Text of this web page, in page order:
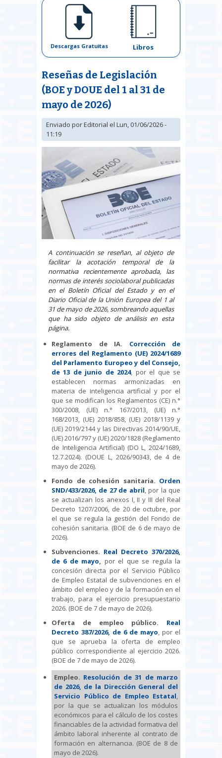
Descargas Gratuitas Libros
Reseñas de Legislación
(BOE y DOUE del 1 al 31 de
mayo de 2026)
Enviado porEditorial el Lun, 01/06/2026 -
11:19
A continuación se reseñan, al objeto de
facilitar la acotación temporal de la
normativa recientemente aprobada, las
normas de interés sociolaboral publicadas
en el Boletín Oficial del Estado y en el
Diario Oficial de la Unión Europea del 1 al
31 de mayo de 2026, sombreando aquellas
que ha sido objeto de análisis en esta
página.
Reglamento de IA. Corrección de
errores del Reglamento (UE) 2024/1689
del Parlamento Europeo y del Consejo,
de 13 de junio de 2024, por el que se
establecen normas armonizadas en
materia de inteligencia artificial y por el
que se modifican los Reglamentos (CE) n.°
300/2008, (UE) n.° 167/2013, (UE) n.°
168/2013, (UE) 2018/858, (UE) 2018/1139 y
(UE) 2019/2144 y las Directivas 2014/90/UE,
(UE) 2016/797 y (UE) 2020/1828 (Reglamento
de Inteligencia Artificial) (DO L, 2024/1689,
12.7.2024). (DOUE L, 2026/90343, de 4 de
mayo de 2026).
Fondo de cohesión sanitaria. Orden
SND/433/2026, de 27 de abril, por la que
se actualizan los anexos I, II y III del Real
Decreto 1207/2006, de 20 de octubre, por
el que se regula la gestión del Fondo de
cohesión sanitaria. (BOE de 6 de mayo de
2026).
Subvenciones. Real Decreto 370/2026,
de 6 de mayo, por el que se regula la
concesión directa por el Servicio Público
de Empleo Estatal de subvenciones en el
ámbito del empleo y de la formación en el
trabajo, para el ejercicio presupuestario
2026. (BOE de 7 de mayo de 2026).
Oferta de empleo público. Real
Decreto 387/2026, de 6 de mayo, por el
que se aprueba la oferta de empleo
público correspondiente al ejercicio 2026.
(BOE de 7 de mayo de 2026).
Empleo. Resolución de 31 de marzo
de 2026, de la Dirección General del
Servicio Público de Empleo Estatal,
por la que se actualizan los módulos
económicos para el cálculo de los costes
financiables de la actividad formativa del
ámbito laboral inherente al contrato de
formación en alternancia. (BOE de 8 de
mayo de 2026).